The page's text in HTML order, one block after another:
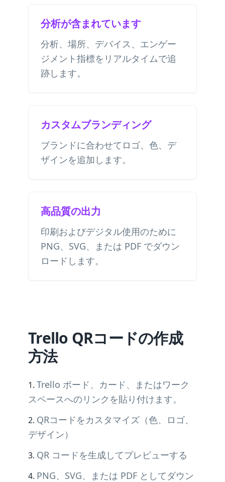
分析が含まれています
分析、場所、デバイス、エンゲー
ジメント指標をリアルタイムで追
跡します。
カスタムブランディング
ブランドに合わせてロゴ、色、デ
ザインを追加します。
高品質の出力
印刷およびデジタル使用のために
PNG、SVG、または PDF でダウン
ロードします。
Trello QRコードの作成
方法
Trello ボード、カード、またはワーク
スペースへのリンクを貼り付けます。
QRコードをカスタマイズ（色、ロゴ、
デザイン）
QR コードを生成してプレビューする
PNG、SVG、または PDF としてダウン